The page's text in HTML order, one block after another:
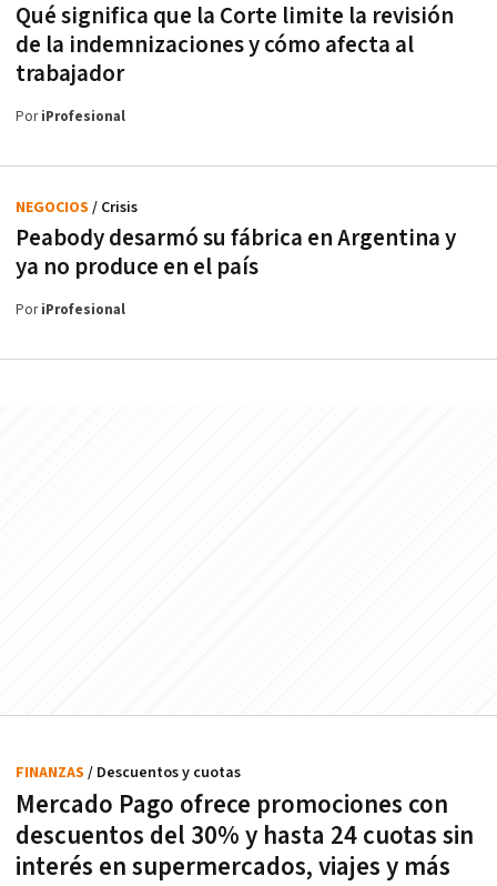
Qué significa que la Corte limite la revisión
de la indemnizaciones y cómo afecta al
trabajador
PoriProfesional
Peabody desarmó su fábrica en Argentina y
ya no produce en el país
NEGOCIOS / Crisis
PoriProfesional
Mercado Pago ofrece promociones con
descuentos del 30% y hasta 24 cuotas sin
interés en supermercados, viajes y más
FINANZAS / Descuentos y cuotas